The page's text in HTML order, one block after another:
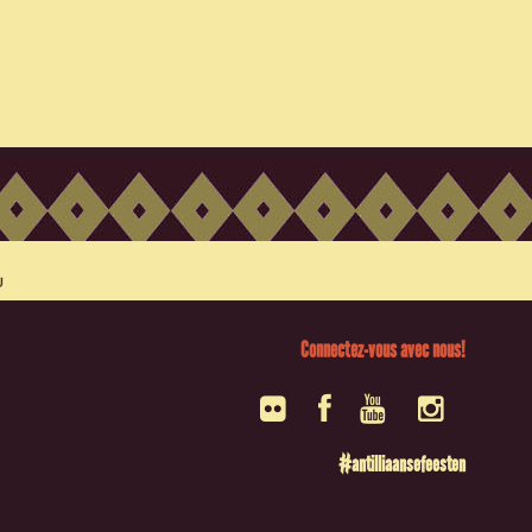
Connectez-vous avec nous!
#antilliaansefeesten